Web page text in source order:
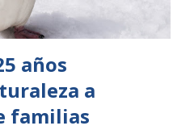
años
a
familias